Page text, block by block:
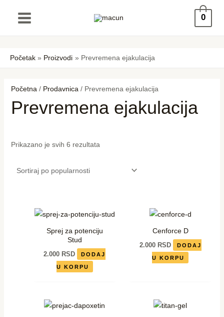
0
Početak Proizvodi Prevremena ejakulacija
Početna / Prodavnica / Prevremena ejakulacija
Prevremena ejakulacija
Prikazano je svih 6 rezultata
po
Sprej za potenciju
Stud
2.000 RSD DODAJ
U KORPU
Cenforce D
2.000 RSD DODAJ
U KORPU